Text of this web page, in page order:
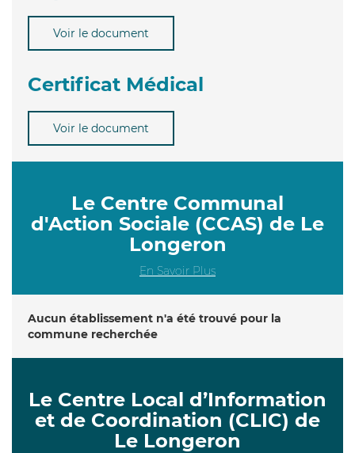
Voir le document
Certificat Médical
Voir le document
Le Centre Communal
d'Action Sociale (CCAS) de Le
Longeron
En Savoir Plus
Aucun établissement n'a été trouvé pour la
commune recherchée
Le Centre Local d’Information
et de Coordination (CLIC) de
Le Longeron